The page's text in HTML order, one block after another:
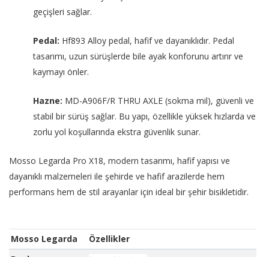
geçişleri sağlar.
Pedal: Hf893 Alloy pedal, hafif ve dayanıklıdır. Pedal
tasarımı, uzun sürüşlerde bile ayak konforunu artırır ve
kaymayı önler.
Hazne: MD-A906F/R THRU AXLE (sokma mil), güvenli ve
stabil bir sürüş sağlar. Bu yapı, özellikle yüksek hızlarda ve
zorlu yol koşullarında ekstra güvenlik sunar.
Mosso Legarda Pro X18, modern tasarımı, hafif yapısı ve
dayanıklı malzemeleri ile şehirde ve hafif arazilerde hem
performans hem de stil arayanlar için ideal bir şehir bisikletidir.
Mosso Legarda
Özellikler